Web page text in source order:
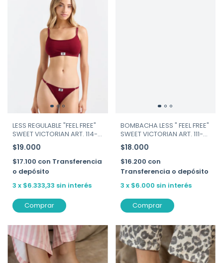
LESS REGULABLE "FEEL FREE"
SWEET VICTORIAN ART. 114-
173
$19.000
$17.100 con Transferencia
o depósito
3 x $6.333,33 sin interés
Comprar
BOMBACHA LESS " FEEL FREE"
SWEET VICTORIAN ART. 111-
173 bordó
$18.000
$16.200 con
Transferencia o depósito
3 x $6.000 sin interés
Comprar